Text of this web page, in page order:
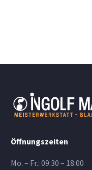
Öffnungszeiten
Mo. – Fr.: 09:30 – 18:00